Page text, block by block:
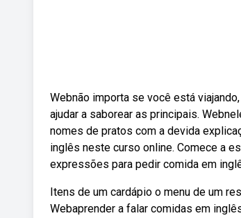
Webnão importa se você está
ajudar a saborear as principais.
nomes de pratos com a devida
inglês neste curso online. Comece a
expressões para pedir comida em
Itens de um cardápio o menu de um
Webaprender a falar comidas em